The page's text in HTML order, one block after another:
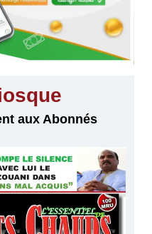
aux Abonnés